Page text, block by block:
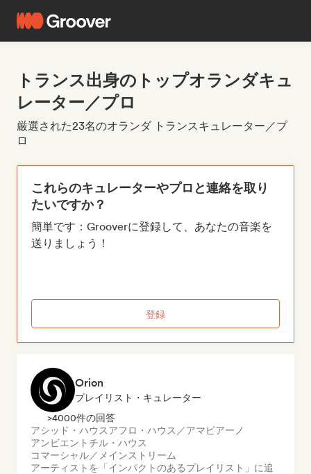
トランス出身のトップオランダキュ
レーター／プロ
厳選された23名のオランダ トランスキュレーター／プ
ロ
これらのキュレーターやプロと連絡を取り
たいですか？
簡単です：Grooverに登録して、あなたの音楽を
送りましょう！
登録
Orion
プレイリスト・キュレーター
>4000件の回答
アシッド・ハウスアフロ・ハウス／アマピアーノ
アンビエント チル・ハウス
コマーシャル／メインストリーム
アーティストを「インパクトのあるプレイリスト」に追